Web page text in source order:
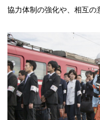
協力体制の強化や、相互の